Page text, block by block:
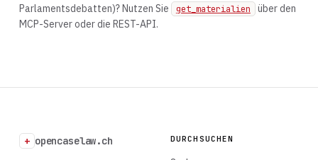
Parlamentsdebatten)? Nutzen Sie
get_materialien
über den
MCP-Server oder die REST-API.
+ opencaselaw.ch
DURCHSUCHEN